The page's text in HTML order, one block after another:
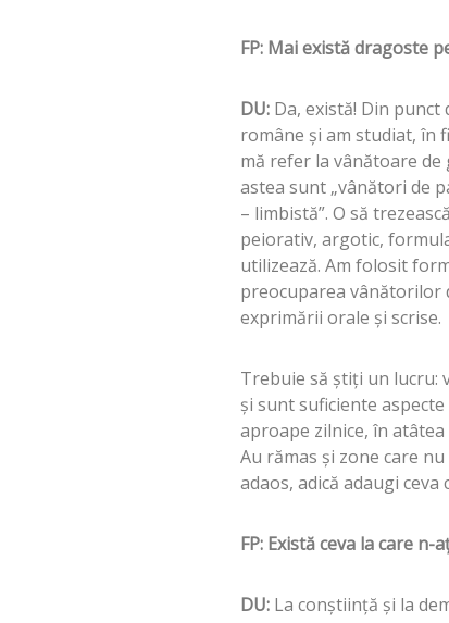
FP: Mai există dragoste
DU: Da, există! Din punct
române şi am studiat, în
mă refer la vânătoare de
astea sunt „vânători de
– limbistă”. O să
peiorativ, argotic,
utilizează. Am folosit
preocuparea vânătorilor
exprimării orale şi scrise.
Trebuie să ştiţi un lucru:
şi sunt suficiente
aproape zilnice, în
Au rămas şi zone care
adaos, adică adaugi
FP: Există ceva la care
DU: La conştiinţă şi la